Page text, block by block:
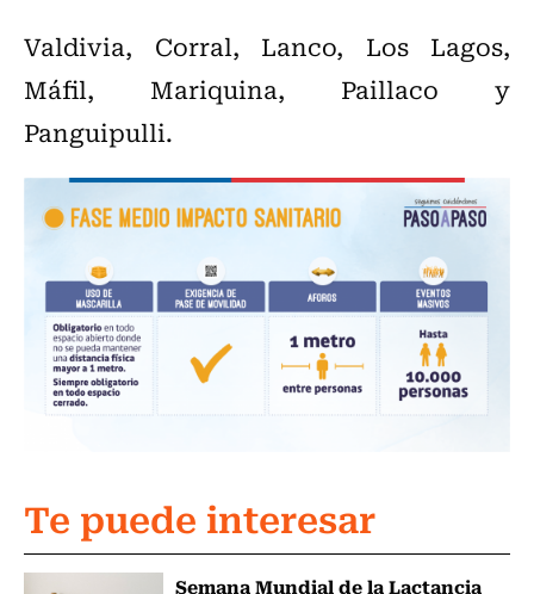
Valdivia, Corral, Lanco, Los Lagos,
Máfil, Mariquina, Paillaco y
Panguipulli.
Te puede interesar
Semana Mundial de la Lactancia